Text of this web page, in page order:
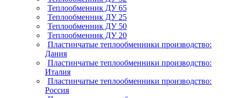
Теплообменник ДУ 65
Теплообменник ДУ 25
Теплообменник ДУ 50
Теплообменник ДУ 20
Пластинчатые теплообменники производство:
Дания
Пластинчатые теплообменники производство:
Италия
Пластинчатые теплообменники производство:
Россия